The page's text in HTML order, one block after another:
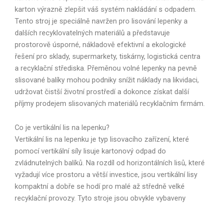
karton výrazně zlepšit váš systém nakládání s odpadem.
Tento stroj je speciálně navržen pro lisování lepenky a
dalších recyklovatelných materiálů a představuje
prostorově úsporné, nákladově efektivní a ekologické
řešení pro sklady, supermarkety, tiskárny, logistická centra
a recyklační střediska. Přeměnou volné lepenky na pevně
slisované balíky mohou podniky snížit náklady na likvidaci,
udržovat čistší životní prostředí a dokonce získat další
příjmy prodejem slisovaných materiálů recyklačním firmám.
Co je vertikální lis na lepenku?
Vertikální lis na lepenku je typ lisovacího zařízení, které
pomocí vertikální síly lisuje kartonový odpad do
zvládnutelných balíků. Na rozdíl od horizontálních lisů, které
vyžadují více prostoru a větší investice, jsou vertikální lisy
kompaktní a dobře se hodí pro malé až středně velké
recyklační provozy. Tyto stroje jsou obvykle vybaveny